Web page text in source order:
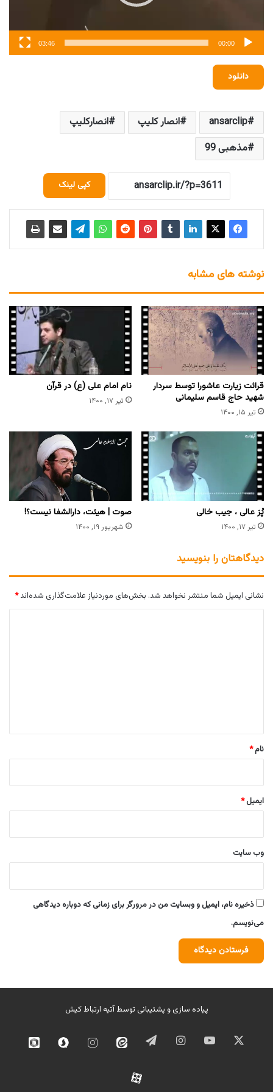
00:00
03:46
دانلود
ansarclip انصار کلیپ
انصارکلیپ
مذهبی 99
کپی لینک
نوشته های مشابه
قرائت زیارت عاشورا توسط سردار
شهید حاج قاسم سلیمانی
تیر ۱۵, ۱۴۰۰
نام امام علی (ع) در قرآن
تیر ۱۷, ۱۴۰۰
پُز عالی ، جیب خالی
تیر ۱۷, ۱۴۰۰
صوت | هیئت، دارالشفا نیست؟!
شهریور ۱۹, ۱۴۰۰
دیدگاهتان را بنویسید
نشانی ایمیل شما منتشر نخواهد شد. بخش‌های موردنیاز علامت‌گذاری شده‌اند*
نام*
ایمیل*
وب‌ سایت
ذخیره نام، ایمیل و وبسایت من در مرورگر برای زمانی که دوباره دیدگاهی
می‌نویسم.
پیاده سازی و پشتیبانی توسطآتیه ارتباط کیش
ایکس یوتیوب اینستاگرامتلگرام ایتا
اینستاگرامسروش